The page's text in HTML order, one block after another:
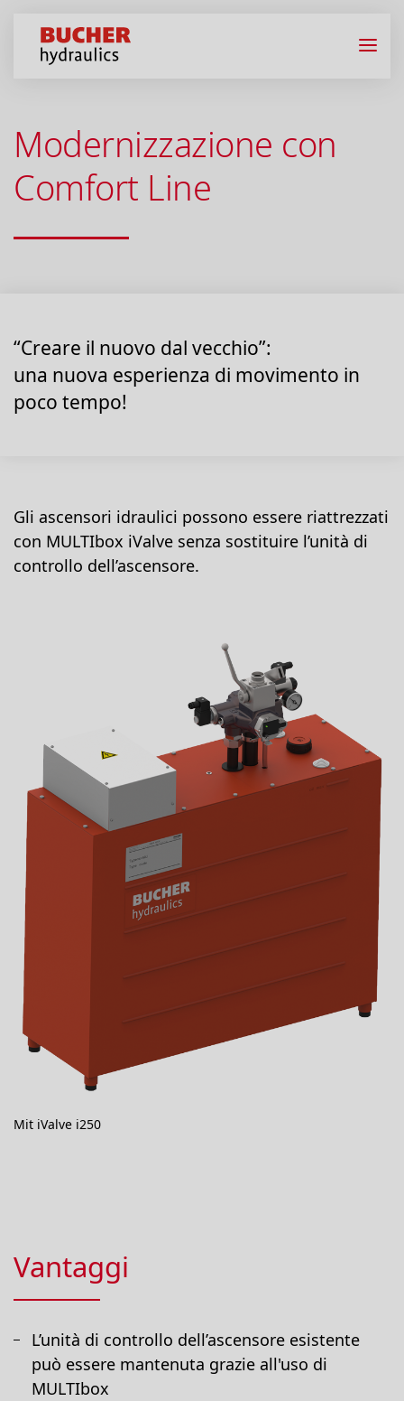
Modernizzazione con
Comfort Line
“Creare il nuovo dal vecchio”:
una nuova esperienza di movimento in
poco tempo!
Gli ascensori idraulici possono essere riattrezzati
con MULTIbox iValve senza sostituire l’unità di
controllo dell’ascensore.
Mit iValve i250
Vantaggi
L’unità di controllo dell’ascensore esistente
può essere mantenuta grazie all'uso di
MULTIbox